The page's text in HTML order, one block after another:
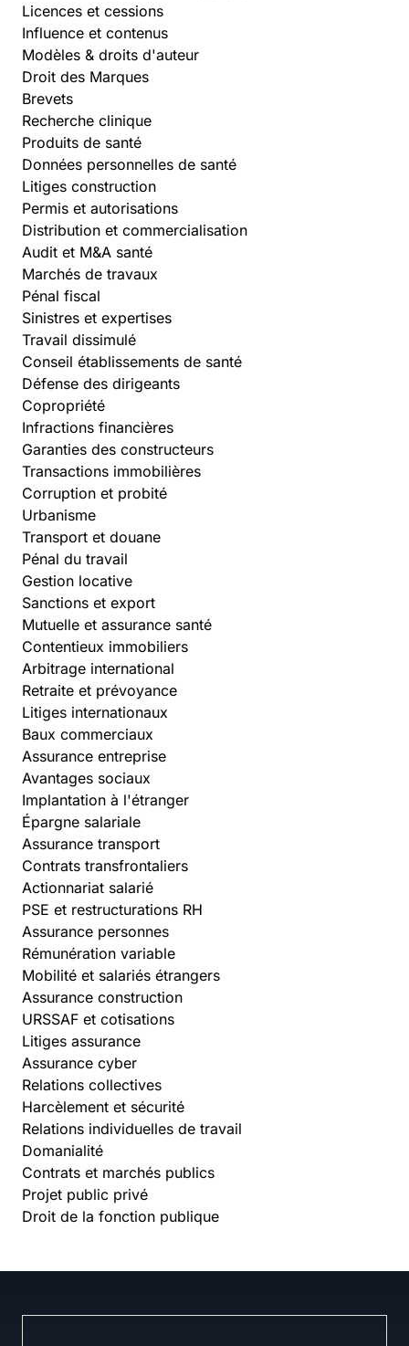
Licences et cessions
Influence et contenus
Modèles & droits d'auteur
Droit des Marques
Brevets
Recherche clinique
Produits de santé
Données personnelles de santé
Litiges construction
Permis et autorisations
Distribution et commercialisation
Audit et M&A santé
Marchés de travaux
Pénal fiscal
Sinistres et expertises
Travail dissimulé
Conseil établissements de santé
Défense des dirigeants
Copropriété
Infractions financières
Garanties des constructeurs
Transactions immobilières
Corruption et probité
Urbanisme
Transport et douane
Pénal du travail
Gestion locative
Sanctions et export
Mutuelle et assurance santé
Contentieux immobiliers
Arbitrage international
Retraite et prévoyance
Litiges internationaux
Baux commerciaux
Assurance entreprise
Avantages sociaux
Implantation à l'étranger
Épargne salariale
Assurance transport
Contrats transfrontaliers
Actionnariat salarié
PSE et restructurations RH
Assurance personnes
Rémunération variable
Mobilité et salariés étrangers
Assurance construction
URSSAF et cotisations
Litiges assurance
Assurance cyber
Relations collectives
Harcèlement et sécurité
Relations individuelles de travail
Domanialité
Contrats et marchés publics
Projet public privé
Droit de la fonction publique